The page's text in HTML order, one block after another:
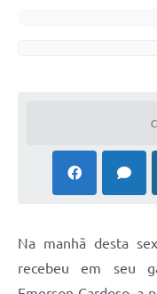
Na manhã desta
recebeu em seu